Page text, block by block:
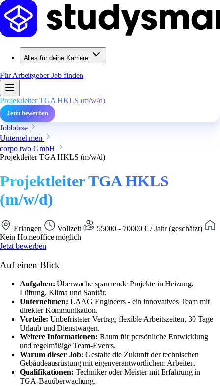
Alles für deine Karriere
Für ArbeitgeberJob finden
Projektleiter TGA HKLS (m/w/d)
Jetzt bewerben
Jobbörse
Unternehmen
corpo two GmbH
Projektleiter TGA HKLS (m/w/d)
Projektleiter TGA HKLS
(m/w/d)
Erlangen Vollzeit
55000 - 70000 € / Jahr (geschätzt)
Kein Homeoffice möglich
Jetzt bewerben
Auf einen Blick
Aufgaben: Überwache spannende Projekte in Heizung,
Lüftung, Klima und Sanitär.
Unternehmen: LAAG Engineers - ein innovatives Team mit
direkter Kommunikation.
Vorteile: Unbefristeter Vertrag, flexible Arbeitszeiten, 30 Tage
Urlaub und Dienstwagen.
Weitere Informationen: Raum für persönliche Entwicklung
und regelmäßige Team-Events.
Warum dieser Job: Gestalte die Zukunft der technischen
Gebäudeausrüstung mit eigenverantwortlichem Arbeiten.
Qualifikationen: Techniker oder Meister mit Erfahrung in
TGA-Bauüberwachung.